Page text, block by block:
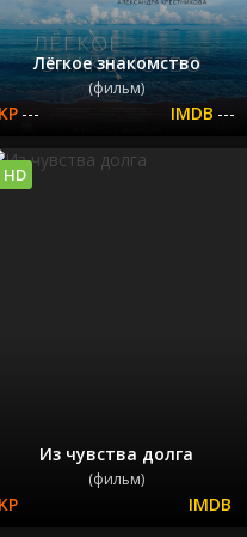
Лёгкое знакомство
(фильм)
--- ---
Из чувства долга
(фильм)
HD